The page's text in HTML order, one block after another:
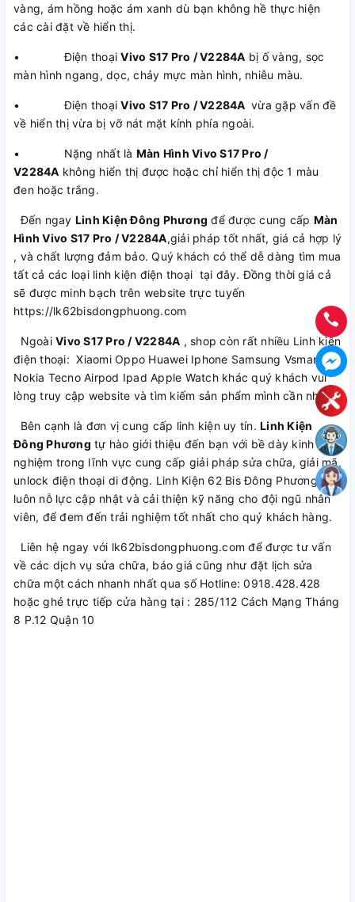
vàng, ám hồng hoặc ám xanh dù bạn không hề thực hiện
các cài đặt về hiển thị.
• Điện thoạiVivo S17 Pro / V2284A bị ố vàng, sọc
màn hình ngang, dọc, chảy mực màn hình, nhiễu màu.
• Điện thoạiVivo S17 Pro / V2284A vừa gặp vấn đề
về hiển thị vừa bị vỡ nát mặt kính phía ngoài.
• Nặng nhất là Màn Hình Vivo S17 Pro /
V2284A không hiển thị được hoặc chỉ hiển thị độc 1 màu
đen hoặc trắng.
Đến ngay Linh Kiện Đông Phương để được cung cấp Màn
Hình Vivo S17 Pro / V2284A,giải pháp tốt nhất, giá cả hợp lý
, và chất lượng đảm bảo. Quý khách có thể dễ dàng tìm mua
tất cả các loại linh kiện điện thoại tại đây. Đồng thời giá cả
sẽ được minh bạch trên website trực tuyến
https://lk62bisdongphuong.com
Ngoài Vivo S17 Pro / V2284A , shop còn rất nhiều Linh kiện
điện thoại: Xiaomi Oppo Huawei Iphone Samsung Vsmart
Nokia Tecno Airpod Ipad Apple Watch khác quý khách vui
lòng truy cập website và tìm kiếm sản phẩm mình cần nhé
Bên cạnh là đơn vị cung cấp linh kiện uy tín. Linh Kiện
Đông Phương tự hào giới thiệu đến bạn với bề dày kinh
nghiệm trong lĩnh vực cung cấp giải pháp sửa chữa, giải mã,
unlock điện thoại di động. Linh Kiện 62 Bis Đông Phương
luôn nỗ lực cập nhật và cải thiện kỹ năng cho đội ngũ nhân
viên, để đem đến trải nghiệm tốt nhất cho quý khách hàng.
Liên hệ ngay với lk62bisdongphuong.com để được tư vấn
về các dịch vụ sửa chữa, báo giá cũng như đặt lịch sửa
chữa một cách nhanh nhất qua số Hotline: 0918.428.428
hoặc ghé trực tiếp cửa hàng tại : 285/112 Cách Mạng Tháng
8 P.12 Quận 10